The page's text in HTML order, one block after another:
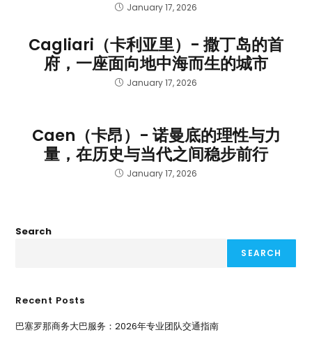
January 17, 2026
Cagliari（卡利亚里）- 撒丁岛的首
府，一座面向地中海而生的城市
January 17, 2026
Caen（卡昂）- 诺曼底的理性与力
量，在历史与当代之间稳步前行
January 17, 2026
Search
SEARCH
Recent Posts
巴塞罗那商务大巴服务：2026年专业团队交通指南